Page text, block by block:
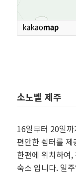
소노벨 제주
16일부터 20일
편안한 쉼터를
한편에 위치하여
숙소 입니다. 일